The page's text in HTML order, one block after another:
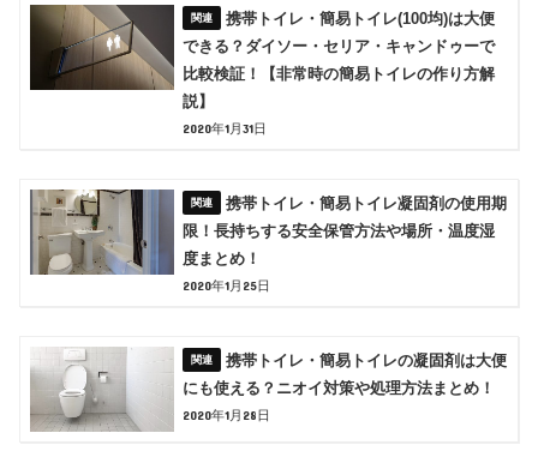
携帯トイレ・簡易トイレ(100均)は大便
できる？ダイソー・セリア・キャンドゥーで
比較検証！【非常時の簡易トイレの作り方解
説】
2020年1月31日
携帯トイレ・簡易トイレ凝固剤の使用期
限！長持ちする安全保管方法や場所・温度湿
度まとめ！
2020年1月25日
携帯トイレ・簡易トイレの凝固剤は大便
にも使える？ニオイ対策や処理方法まとめ！
2020年1月28日